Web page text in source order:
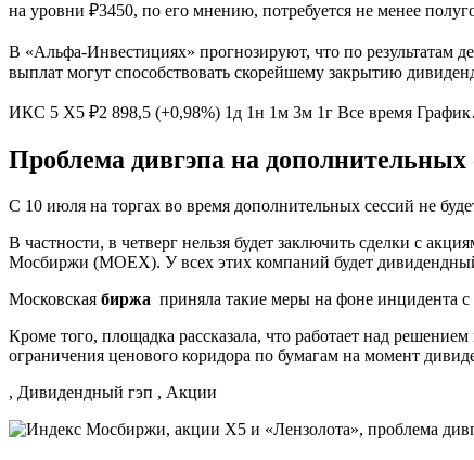
на уровни ₽3450, по его мнению, потребуется не менее
В «Альфа-Инвестициях» прогнозируют, что по результатам
выплат могут способствовать скорейшему закрытию
ИКС 5 X5 ₽2 898,5 (+0,98%) 1д 1н 1м 3м 1г Все время
Проблема дивгэпа на дополнительных
С 10 июля на торгах во время дополнительных сессий не
В частности, в четверг нельзя будет заключить сделки с
Мосбиржи (MOEX). У всех этих компаний будет
Московская биржа приняла такие меры на фоне инцидента
Кроме того, площадка рассказала, что работает над
ограничения ценового коридора по бумагам на момент
, Дивидендный гэп , Акции